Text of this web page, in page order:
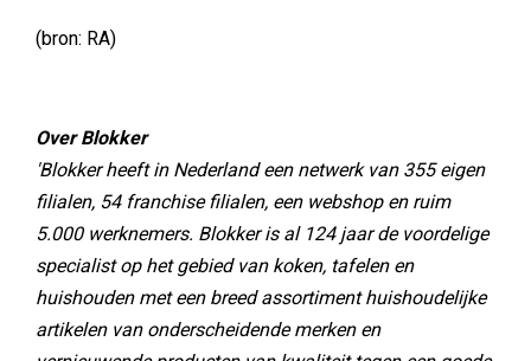
(bron: RA)
Over Blokker
'Blokker heeft in Nederland een netwerk van 355 eigen
filialen, 54 franchise filialen, een webshop en ruim
5.000 werknemers. Blokker is al 124 jaar de voordelige
specialist op het gebied van koken, tafelen en
huishouden met een breed assortiment huishoudelijke
artikelen van onderscheidende merken en